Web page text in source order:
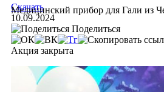
Медицинский прибор для Гали из
Скачать
10.09.2024
Поделиться
Акция закрыта